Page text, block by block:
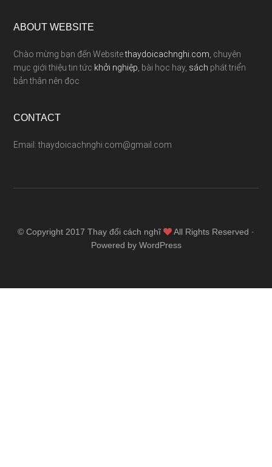
ABOUT WEBSITE
Chào mừng bạn đến Websitethaydoicachnghi.com , chuyên
mục giới thiệu tin tức khởi nghiệp , bài học hay, sách phát triển
bản thân nên đọc
CONTACT
Email: thaydoicachnghi.com@gmail.com
© Copyright 2017 Thay đổi cách nghĩ
All Rights Reserved ·
Powered by WordPress